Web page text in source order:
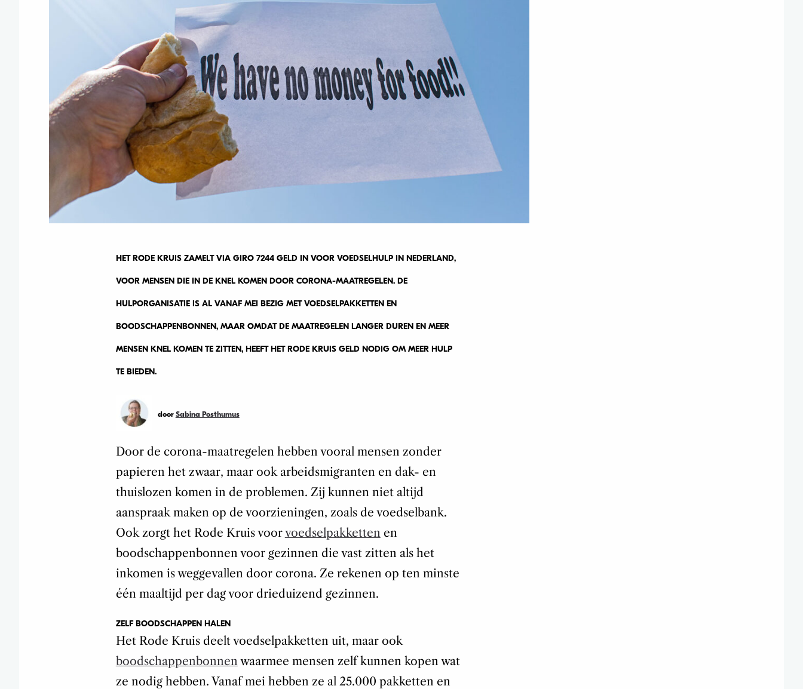
HET RODE KRUIS ZAMELT VIA GIRO 7244 GELD IN VOOR VOEDSELHULP IN NEDERLAND,
VOOR MENSEN DIE IN DE KNEL KOMEN DOOR CORONA-MAATREGELEN. DE
HULPORGANISATIE IS AL VANAF MEI BEZIG MET VOEDSELPAKKETTEN EN
BOODSCHAPPENBONNEN, MAAR OMDAT DE MAATREGELEN LANGER DUREN EN MEER
MENSEN KNEL KOMEN TE ZITTEN, HEEFT HET RODE KRUIS GELD NODIG OM MEER HULP
TE BIEDEN.
door Sabina Posthumus
Door de corona-maatregelen hebben vooral mensen zonder
papieren het zwaar, maar ook arbeidsmigranten en dak- en
thuislozen komen in de problemen. Zij kunnen niet altijd
aanspraak maken op de voorzieningen, zoals de voedselbank.
Ook zorgt het Rode Kruis voorvoedselpakketten en
boodschappenbonnen voor gezinnen die vast zitten als het
inkomen is weggevallen door corona. Ze rekenen op ten minste
één maaltijd per dag voor drieduizend gezinnen.
ZELF BOODSCHAPPEN HALEN
Het Rode Kruis deelt voedselpakketten uit, maar ook
boodschappenbonnen waarmee mensen zelf kunnen kopen wat
ze nodig hebben. Vanaf mei hebben ze al 25.000 pakketten en